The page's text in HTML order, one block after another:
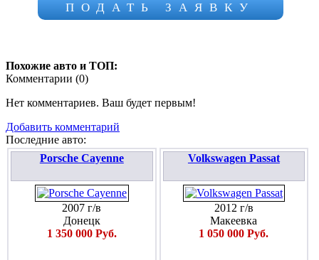
ПОДАТЬ ЗАЯВКУ
Похожие авто и ТОП:
Комментарии (0)
Нет комментариев. Ваш будет первым!
Добавить комментарий
Последние авто:
Porsche Cayenne
2007 г/в
Донецк
1 350 000 Руб.
Volkswagen Passat
2012 г/в
Макеевка
1 050 000 Руб.